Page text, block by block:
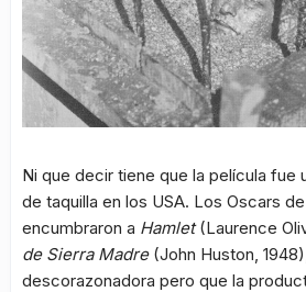
Ni que decir tiene que la película fue
de taquilla en los USA. Los Oscars
encumbraron a Hamlet(Laurence
de Sierra Madre(John Huston,
descorazonadora pero que la